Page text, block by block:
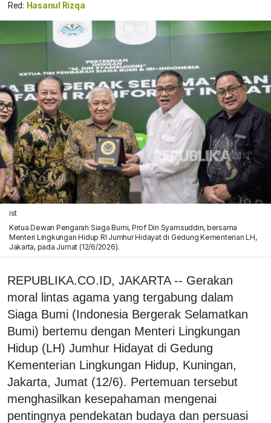
Red: Hasanul Rizqa
ist
Ketua Dewan Pengarah Siaga Bumi, Prof Din Syamsuddin, bersama
Menteri Lingkungan Hidup RI Jumhur Hidayat di Gedung Kementerian LH,
Jakarta, pada Jumat (12/6/2026).
REPUBLIKA.CO.ID, JAKARTA -- Gerakan
moral lintas agama yang tergabung dalam
Siaga Bumi (Indonesia Bergerak Selamatkan
Bumi) bertemu dengan Menteri Lingkungan
Hidup (LH) Jumhur Hidayat di Gedung
Kementerian Lingkungan Hidup, Kuningan,
Jakarta, Jumat (12/6). Pertemuan tersebut
menghasilkan kesepahaman mengenai
pentingnya pendekatan budaya dan persuasi